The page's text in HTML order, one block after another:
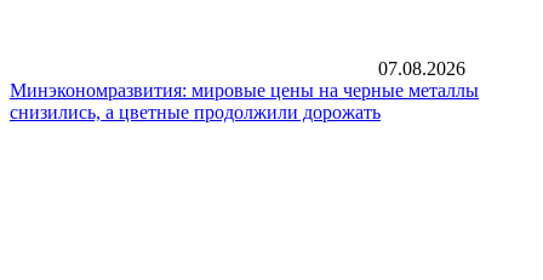
07.08.2026
Минэкономразвития: мировые цены на черные металлы
снизились, а цветные продолжили дорожать